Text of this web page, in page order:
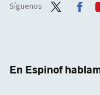
Síguenos
En Espinof